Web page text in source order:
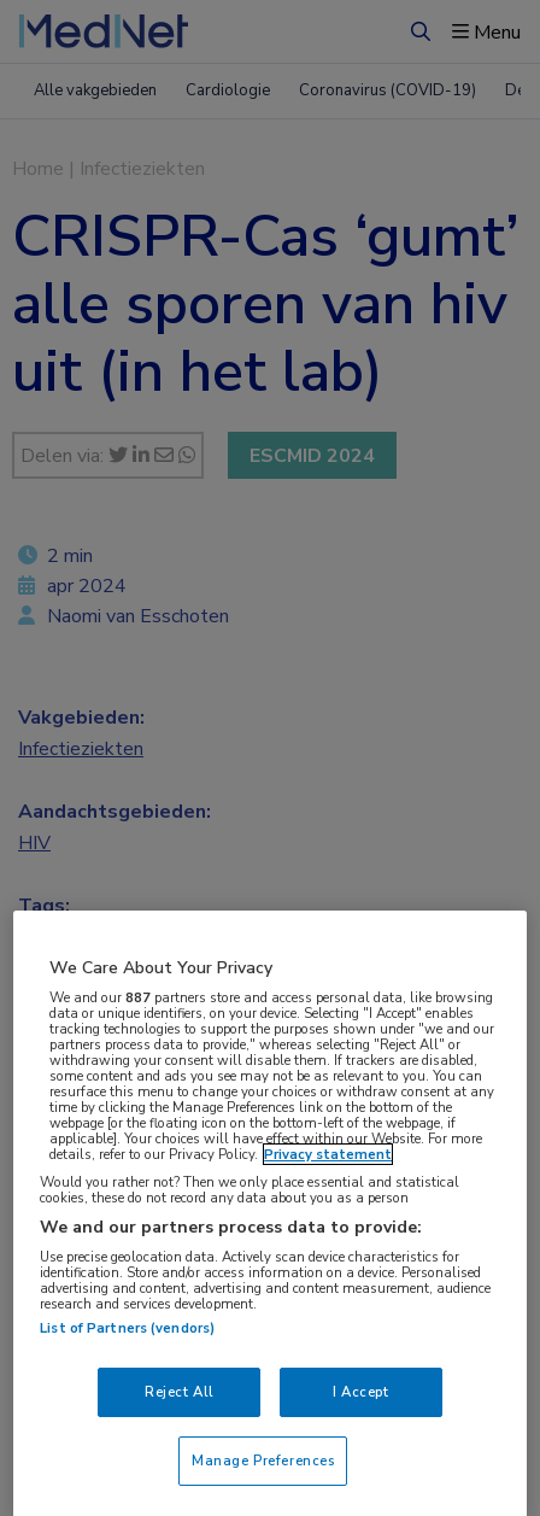
ZoekenMenu
Alle vakgebieden Cardiologie Coronavirus (COVID-19)
Home | Infectieziekten
CRISPR-Cas ‘gumt’
alle sporen van hiv
uit (in het lab)
Delen via: ESCMID 2024
Een mooi staaltje Nederlands onderzoek het
team van dr. Elena Herrera-Carrillo van het
Amsterdam UMC heeft laten zien dat ze in het
laboratorium met CRISPR-Cas-technologie alle
sporen van het hiv-virus kunnen verwijderen uit
geïnfecteerde cellen.
Een van de belangrijkste uitdagingen bij de
behandeling van hiv is dat dit virus het vermogen
heeft om zijn genoom te integreren in het DNA van
de gastheer. Dit maakt het virus bijzonder moeilijk te
elimineren. CRISPR-Cas-technologie werkt als een
moleculaire ‘schaar’ en kan met behulp van gids-
RNA (gRNA) het DNA op bepaalde plekken
‘doorknippen’ om het genoom van levende
2 min
apr 2024
Naomi van Esschoten
Vakgebieden:
Infectieziekten
Aandachtsgebieden:
HIV
Tags:
We Care About Your Privacy
We and our887 partners store and access personal data, like browsing
data or unique identifiers, on your device. Selecting "I Accept" enables
tracking technologies to support the purposes shown under "we and our
partners process data to provide," whereas selecting "Reject All" or
withdrawing your consent will disable them. If trackers are disabled,
some content and ads you see may not be as relevant to you. You can
resurface this menu to change your choices or withdraw consent at any
time by clicking the Manage Preferences link on the bottom of the
webpage [or the floating icon on the bottom-left of the webpage, if
applicable]. Your choices will have effect within our Website. For more
details, refer to our Privacy Policy. Privacy statement
Would you rather not? Then we only place essential and statistical
cookies, these do not record any data about you as a person
We and our partners process data to provide:
Use precise geolocation data. Actively scan device characteristics for
identification. Store and/or access information on a device. Personalised
advertising and content, advertising and content measurement, audience
research and services development.
List of Partners (vendors)
Reject All I Accept
Manage Preferences